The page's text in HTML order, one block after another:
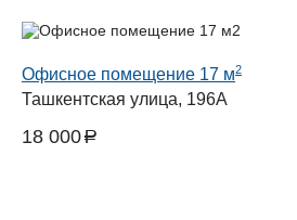
Офисное помещение 17 м2
Ташкентская улица, 196А
18 000a